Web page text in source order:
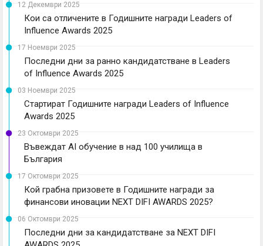
12 Декември 2025
Кои са отличените в Годишните награди Leaders of
Influence Awards 2025
17 Ноември 2025
Последни дни за ранно кандидатстване в Leaders
of Influence Awards 2025
03 Ноември 2025
Стартират Годишните награди Leaders of Influence
Awards 2025
23 Октомври 2025
Въвеждат AI обучение в над 100 училища в
България
17 Октомври 2025
Кой грабна призовете в Годишните награди за
финансови иновации NEXT DIFI AWARDS 2025?
06 Октомври 2025
Последни дни за кандидатстване за NEXT DIFI